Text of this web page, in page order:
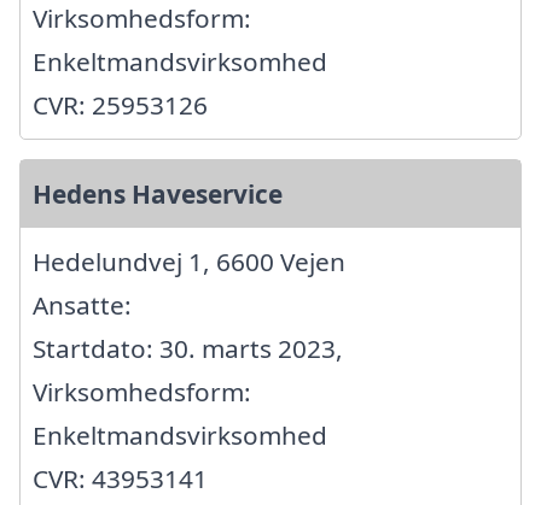
Virksomhedsform:
Enkeltmandsvirksomhed
CVR: 25953126
Hedens Haveservice
Hedelundvej 1, 6600 Vejen
Ansatte:
Startdato: 30. marts 2023,
Virksomhedsform:
Enkeltmandsvirksomhed
CVR: 43953141